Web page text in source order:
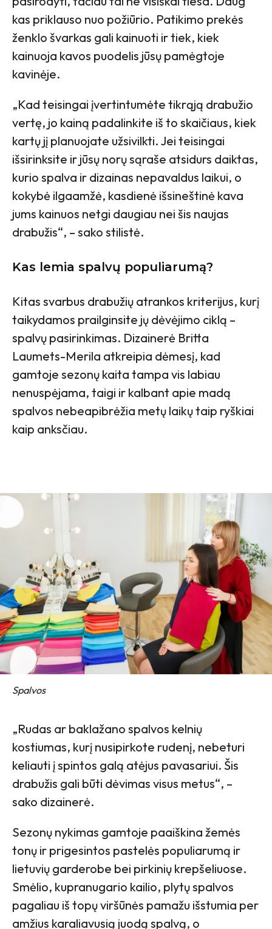
kas priklauso nuo požiūrio. Patikimo prekės
ženklo švarkas gali kainuoti ir tiek, kiek
kainuoja kavos puodelis jūsų pamėgtoje
kavinėje.
„Kad teisingai įvertintumėte tikrąją drabužio
vertę, jo kainą padalinkite iš to skaičiaus, kiek
kartų jį planuojate užsivilkti. Jei teisingai
išsirinksite ir jūsų norų sąraše atsidurs daiktas,
kurio spalva ir dizainas nepavaldus laikui, o
kokybė ilgaamžė, kasdienė išsineštinė kava
jums kainuos netgi daugiau nei šis naujas
drabužis“, – sako stilistė.
Kas lemia spalvų populiarumą?
Kitas svarbus drabužių atrankos kriterijus, kurį
taikydamos prailginsite jų dėvėjimo ciklą –
spalvų pasirinkimas. Dizainerė Britta
Laumets-Merila atkreipia dėmesį, kad
gamtoje sezonų kaita tampa vis labiau
nenuspėjama, taigi ir kalbant apie madą
spalvos nebeapibrėžia metų laikų taip ryškiai
kaip anksčiau.
Spalvos
„Rudas ar baklažano spalvos kelnių
kostiumas, kurį nusipirkote rudenį, nebeturi
keliauti į spintos galą atėjus pavasariui. Šis
drabužis gali būti dėvimas visus metus“, –
sako dizainerė.
Sezonų nykimas gamtoje paaiškina žemės
tonų ir prigesintos pastelės populiarumą ir
lietuvių garderobe bei pirkinių krepšeliuose.
Smėlio, kupranugario kailio, plytų spalvos
pagaliau iš topų viršūnės pamažu išstumia per
amžius karaliavusią juodą spalvą, o